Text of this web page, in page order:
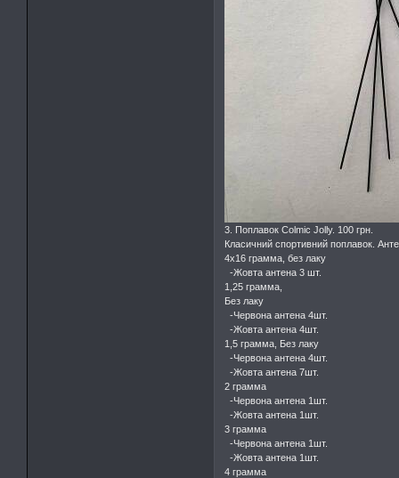
3. Поплавок Colmic Jolly. 100 грн.
Класичний спортивний поплавок.
4х16 грамма, без лаку
-Жовта антена 3 шт.
1,25 грамма,
Без лаку
-Червона антена 4шт.
-Жовта антена 4шт.
1,5 грамма, Без лаку
-Червона антена 4шт.
-Жовта антена 7шт.
2 грамма
-Червона антена 1шт.
-Жовта антена 1шт.
3 грамма
-Червона антена 1шт.
-Жовта антена 1шт.
4 грамма